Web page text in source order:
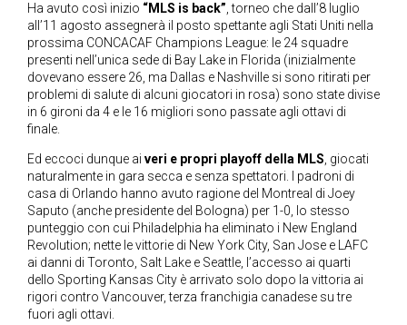
Ha avuto così inizio “MLS is back”, torneo che dall’8 luglio
all’11 agosto assegnerà il posto spettante agli Stati Uniti nella
prossima CONCACAF Champions League: le 24 squadre
presenti nell’unica sede di Bay Lake in Florida (inizialmente
dovevano essere 26, ma Dallas e Nashville si sono ritirati per
problemi di salute di alcuni giocatori in rosa) sono state divise
in 6 gironi da 4 e le 16 migliori sono passate agli ottavi di
finale.
Ed eccoci dunque ai veri e propri playoff della MLS, giocati
naturalmente in gara secca e senza spettatori. I padroni di
casa di Orlando hanno avuto ragione del Montreal di Joey
Saputo (anche presidente del Bologna) per 1-0, lo stesso
punteggio con cui Philadelphia ha eliminato i New England
Revolution; nette le vittorie di New York City, San Jose e LAFC
ai danni di Toronto, Salt Lake e Seattle, l’accesso ai quarti
dello Sporting Kansas City è arrivato solo dopo la vittoria ai
rigori contro Vancouver, terza franchigia canadese su tre
fuori agli ottavi.